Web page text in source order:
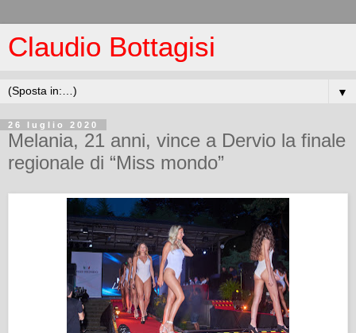
Claudio Bottagisi
▼
26 luglio 2020
Melania, 21 anni, vince a Dervio la finale
regionale di “Miss mondo”